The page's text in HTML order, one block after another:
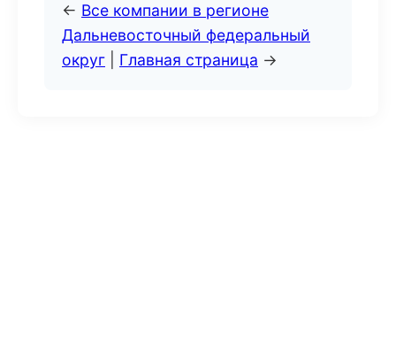
← Все компании в регионе
Дальневосточный федеральный
округ
Главная страница →